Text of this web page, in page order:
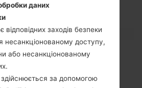
70 грам (2.59 унції)
забезпечення
-
-
8MB
даних
заходів безпеки
несанкціонованому доступу,
або несанкціонованому
за допомогою